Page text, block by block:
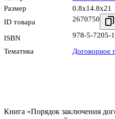
Размер
0.8x14.8x21
ID товара
2670750
ISBN 978-5-7205-
Тематика Договорное
Книга «Порядок заключения